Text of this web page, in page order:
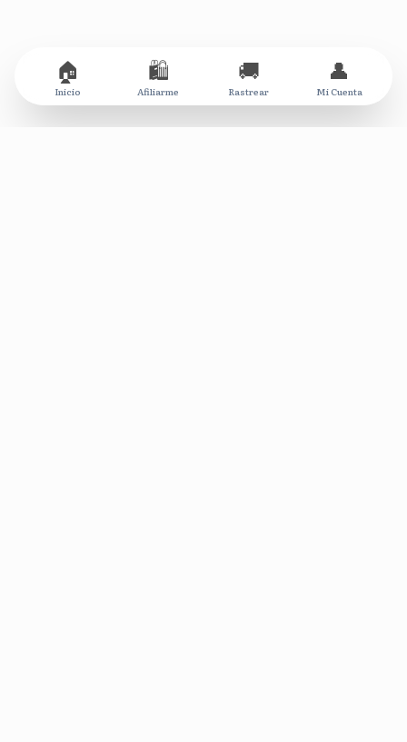
🏠
Inicio
🛍️
Afiliarme
🚚
Rastrear
👤
Mi Cuenta